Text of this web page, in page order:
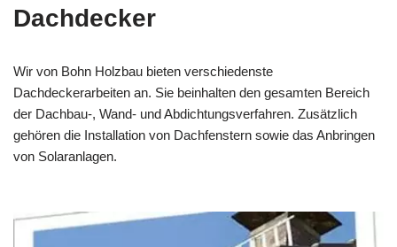
Dachdecker
Wir von Bohn Holzbau bieten verschiedenste
Dachdeckerarbeiten an. Sie beinhalten den gesamten Bereich
der Dachbau-, Wand- und Abdichtungsverfahren. Zusätzlich
gehören die Installation von Dachfenstern sowie das Anbringen
von Solaranlagen.